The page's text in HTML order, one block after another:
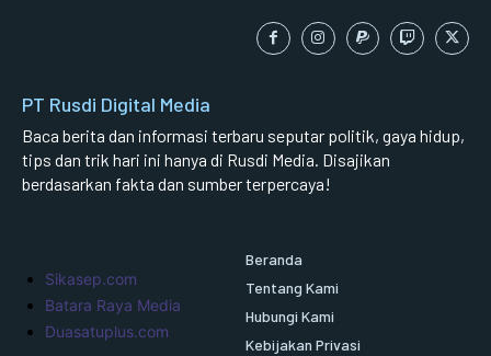
PT Rusdi Digital Media
Baca berita dan informasi terbaru seputar politik, gaya hidup,
tips dan trik hari ini hanya di Rusdi Media. Disajikan
berdasarkan fakta dan sumber terpercaya!
Sikasep.com
Batara Raya Media
Duasatuplus.com
Beranda
Tentang Kami
Hubungi Kami
Kebijakan Privasi